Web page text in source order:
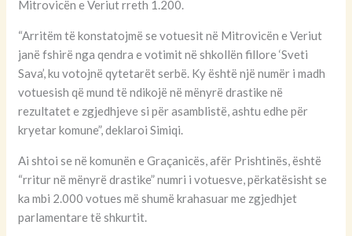
Mitrovicën e Veriut rreth 1.200.
“Arritëm të konstatojmë se votuesit në Mitrovicën e Veriut
janë fshirë nga qendra e votimit në shkollën fillore ‘Sveti
Sava’, ku votojnë qytetarët serbë. Ky është një numër i madh
votuesish që mund të ndikojë në mënyrë drastike në
rezultatet e zgjedhjeve si për asamblistë, ashtu edhe për
kryetar komune”, deklaroi Simiqi.
Ai shtoi se në komunën e Graçanicës, afër Prishtinës, është
“rritur në mënyrë drastike” numri i votuesve, përkatësisht se
ka mbi 2.000 votues më shumë krahasuar me zgjedhjet
parlamentare të shkurtit.